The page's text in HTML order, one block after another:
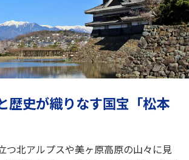
報
閉じる
歴史が織りなす国宝「松本
つ北アルプスや美ヶ原高原の山々に見